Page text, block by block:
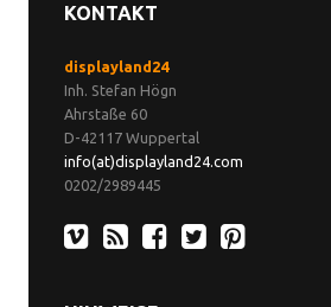
KONTAKT
displayland24
Inh. Stefan Högn
Ahrstaße 60
D-42117 Wuppertal
info(at)displayland24.com
0202/2989445